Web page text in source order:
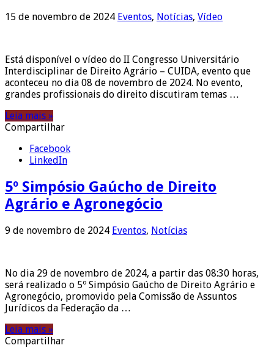
15 de novembro de 2024 Eventos, Notícias, Vídeo
Está disponível o vídeo do II Congresso Universitário
Interdisciplinar de Direito Agrário – CUIDA, evento que
aconteceu no dia 08 de novembro de 2024. No evento,
grandes profissionais do direito discutiram temas …
Leia mais »
Compartilhar
Facebook
LinkedIn
5º Simpósio Gaúcho de Direito
Agrário e Agronegócio
9 de novembro de 2024 Eventos, Notícias
No dia 29 de novembro de 2024, a partir das 08:30 horas,
será realizado o 5º Simpósio Gaúcho de Direito Agrário e
Agronegócio, promovido pela Comissão de Assuntos
Jurídicos da Federação da …
Leia mais »
Compartilhar